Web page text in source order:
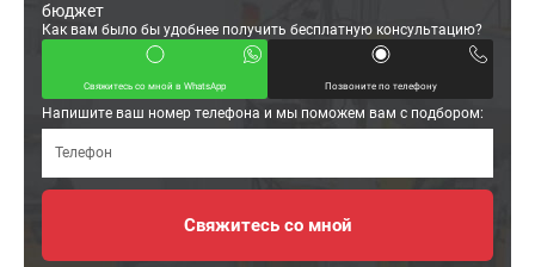
бюджет
Как вам было бы удобнее получить бесплатную консультацию?
Свяжитесь со мной в WhatsApp Позвоните по телефону
Напишите ваш номер телефона и мы поможем вам с подбором: